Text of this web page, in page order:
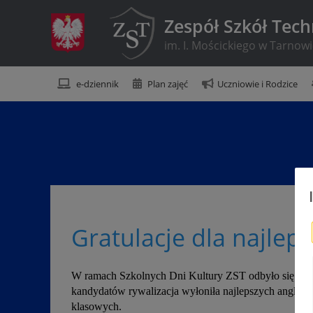
Zespół Szkół
im. I. Mościckiego w
e-dziennik Plan zajęć Uczniowie i Rodzice
Gratulacje dla
W ramach Szkolnych Dni Kultury ZST odbyło się 5
kandydatów rywalizacja wyłoniła najlepszych
klasowych.